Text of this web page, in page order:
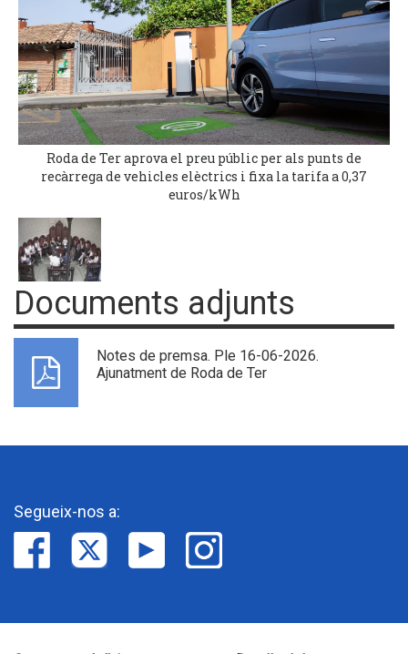
Roda de Ter aprova el preu públic per als punts de
recàrrega de vehicles elèctrics i fixa la tarifa a 0,37
euros/kWh
Documents adjunts
Notes de premsa. Ple 16-06-2026.
Ajunatment de Roda de Ter
Segueix-nos a: